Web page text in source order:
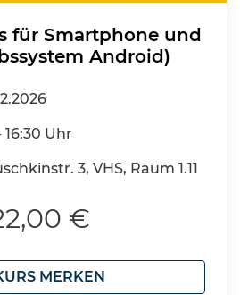
für Smartphone und
Android)
16:30 Uhr
3, VHS, Raum 1.11
€
MERKEN